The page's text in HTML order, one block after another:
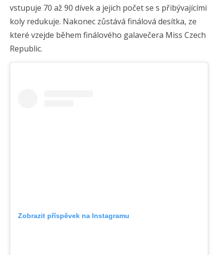
vstupuje 70 až 90 dívek a jejich počet se s přibývajícími
koly redukuje. Nakonec zůstává finálová desítka, ze
které vzejde během finálového galavečera Miss Czech
Republic.
Zobrazit příspěvek na Instagramu